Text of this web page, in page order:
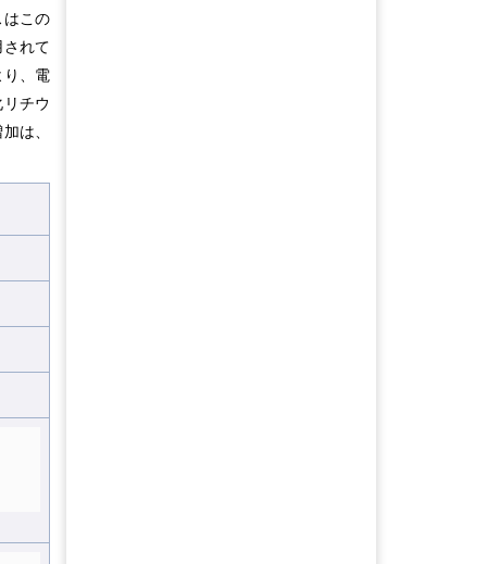
この
れて
、電
チウ
は、